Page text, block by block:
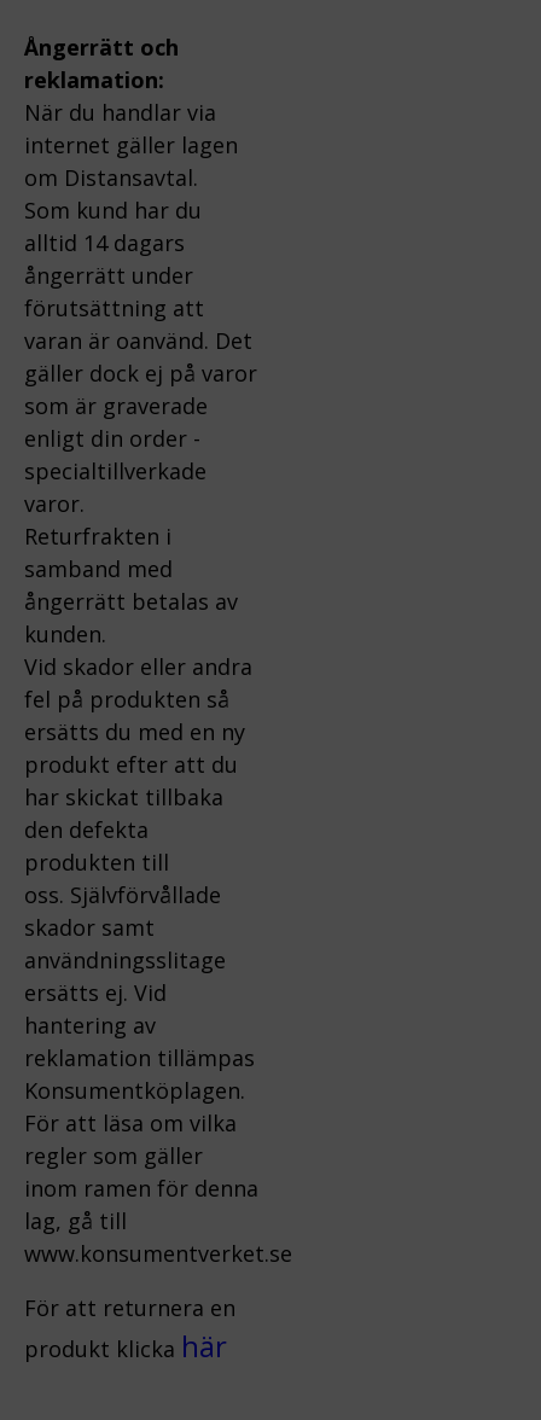
Ångerrätt och
reklamation:
När du handlar via
internet gäller lagen
om Distansavtal.
Som kund har du
alltid 14 dagars
ångerrätt under
förutsättning att
varan är oanvänd. Det
gäller dock ej på varor
som är graverade
enligt din order -
specialtillverkade
varor.
Returfrakten i
samband med
ångerrätt betalas av
kunden.
Vid skador eller andra
fel på produkten så
ersätts du med en ny
produkt efter att du
har skickat tillbaka
den defekta
produkten till
oss. Självförvållade
skador samt
användningsslitage
ersätts ej. Vid
hantering av
reklamation tillämpas
Konsumentköplagen.
För att läsa om vilka
regler som gäller
inom ramen för denna
lag, gå till
www.konsumentverket.se
För att returnera en
produkt klicka här